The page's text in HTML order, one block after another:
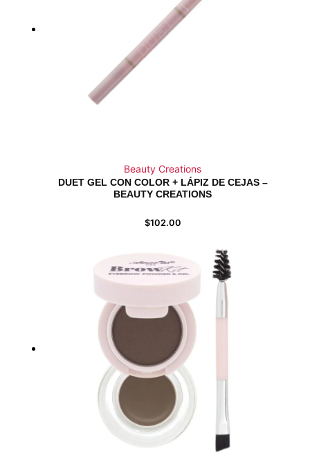
Beauty Creations
DUET GEL CON COLOR + LÁPIZ DE CEJAS –
BEAUTY CREATIONS
$102.00